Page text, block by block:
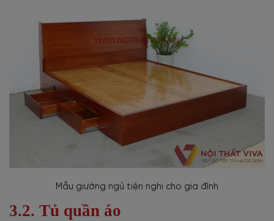
Mẫu giường ngủ tiện nghi cho gia đình
3.2. Tủ quần áo